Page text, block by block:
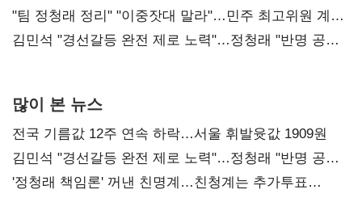
"팀 정청래 정리" "이중잣대 말라"…민주 최고위원 계파
다툼 격화
김민석 "경선갈등 완전 제로 노력"…정청래 "반명 공세
많이 본 뉴스
전국 기름값 12주 연속 하락…서울 휘발윳값 1909원
김민석 "경선갈등 완전 제로 노력"…정청래 "반명 공세
사과부터"
'정청래 책임론' 꺼낸 친명계…친청계는 추가투표